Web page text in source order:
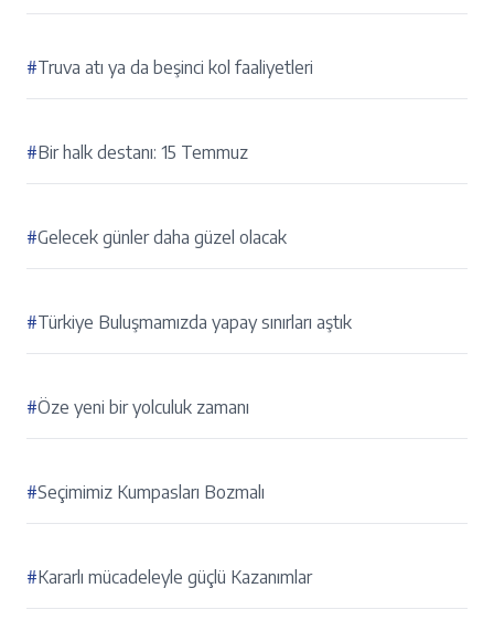
#Truva atı ya da beşinci kol faaliyetleri
#Bir halk destanı: 15 Temmuz
#Gelecek günler daha güzel olacak
#Türkiye Buluşmamızda yapay sınırları aştık
#Öze yeni bir yolculuk zamanı
#Seçimimiz Kumpasları Bozmalı
#Kararlı mücadeleyle güçlü Kazanımlar